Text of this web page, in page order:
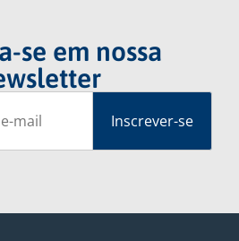
se em nossa